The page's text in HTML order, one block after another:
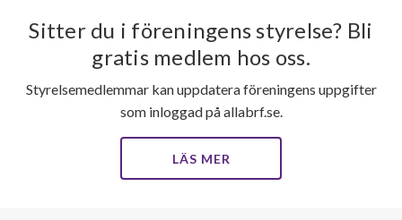
Sitter du i föreningens styrelse? Bli
gratis medlem hos oss.
Styrelsemedlemmar kan uppdatera föreningens uppgifter
som inloggad på allabrf.se.
LÄS MER